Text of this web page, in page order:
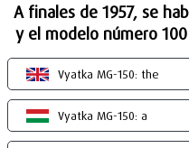
A finales de 1957, se
y el modelo número
Vyatka MG-150: the
Vyatka MG-150: a